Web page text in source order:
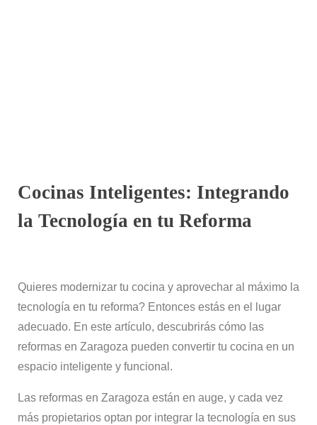
Cocinas Inteligentes: Integrando
la Tecnología en tu Reforma
Quieres modernizar tu cocina y aprovechar al máximo la
tecnología en tu reforma? Entonces estás en el lugar
adecuado. En este artículo, descubrirás cómo las
reformas en Zaragoza pueden convertir tu cocina en un
espacio inteligente y funcional.
Las reformas en Zaragoza están en auge, y cada vez
más propietarios optan por integrar la tecnología en sus